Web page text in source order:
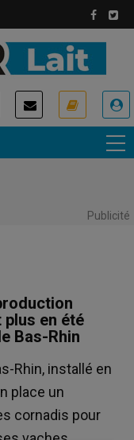
Publicité
en été
Bas-Rhin
Rhin, installé en
place un
cornadis pour